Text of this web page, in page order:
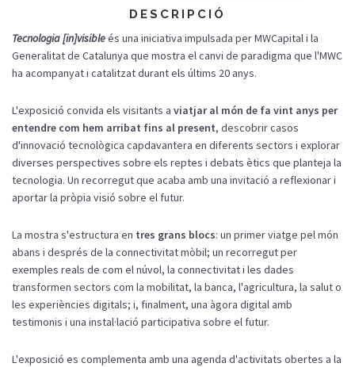
DESCRIPCIÓ
Tecnologia [in]visibleés una iniciativa impulsada per MWCapital i la
Generalitat de Catalunya que mostra el canvi de paradigma que l'MWC
ha acompanyat i catalitzat durant els últims 20 anys.
L'exposició convida els visitants a viatjar al món de fa vint anys per
entendre com hem arribat fins al present, descobrir casos
d'innovació tecnològica capdavantera en diferents sectors i explorar
diverses perspectives sobre els reptes i debats ètics que planteja la
tecnologia. Un recorregut que acaba amb una invitació a reflexionar i
aportar la pròpia visió sobre el futur.
La mostra s'estructura en tres grans blocs: un primer viatge pel món
abans i després de la connectivitat mòbil; un recorregut per
exemples reals de com el núvol, la connectivitat i les dades
transformen sectors com la mobilitat, la banca, l'agricultura, la salut o
les experiències digitals; i, finalment, una àgora digital amb
testimonis i una instal·lació participativa sobre el futur.
L'exposició es complementa amb una agenda d'activitats obertes a la